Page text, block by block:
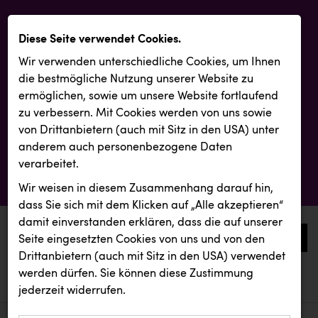
0
aktuelle aussendungen
aktuelle aussendungen
Diese Seite verwendet Cookies.
Wir verwenden unterschiedliche Cookies, um Ihnen
die best­mögliche Nutzung unserer Website zu
ermöglichen, sowie um unsere Website fortlaufend
zu verbessern. Mit Cookies werden von uns sowie
von Drittanbietern (auch mit Sitz in den USA) unter
anderem auch personenbezogene Daten
verarbeitet.
Wir weisen in diesem Zusammenhang darauf hin,
dass Sie sich mit dem Klicken auf „Alle akzeptieren“
damit ein­ver­standen erklären, dass die auf unserer
Seite eingesetzten Cookies von uns und von den
Drittanbietern (auch mit Sitz in den USA) verwendet
werden dürfen. Sie können diese Zustimmung
jederzeit widerrufen.